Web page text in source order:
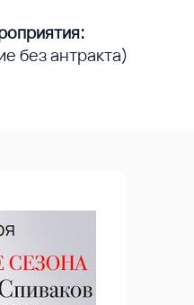
без антракта)